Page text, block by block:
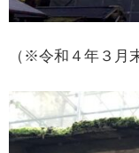
（※令和４年３月